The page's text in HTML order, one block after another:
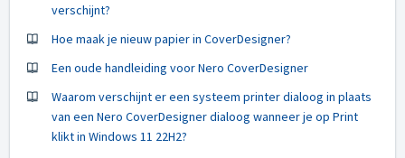
verschijnt?
Hoe maak je nieuw papier in CoverDesigner?
Een oude handleiding voor Nero CoverDesigner
Waarom verschijnt er een systeem printer dialoog in plaats
van een Nero CoverDesigner dialoog wanneer je op Print
klikt in Windows 11 22H2?